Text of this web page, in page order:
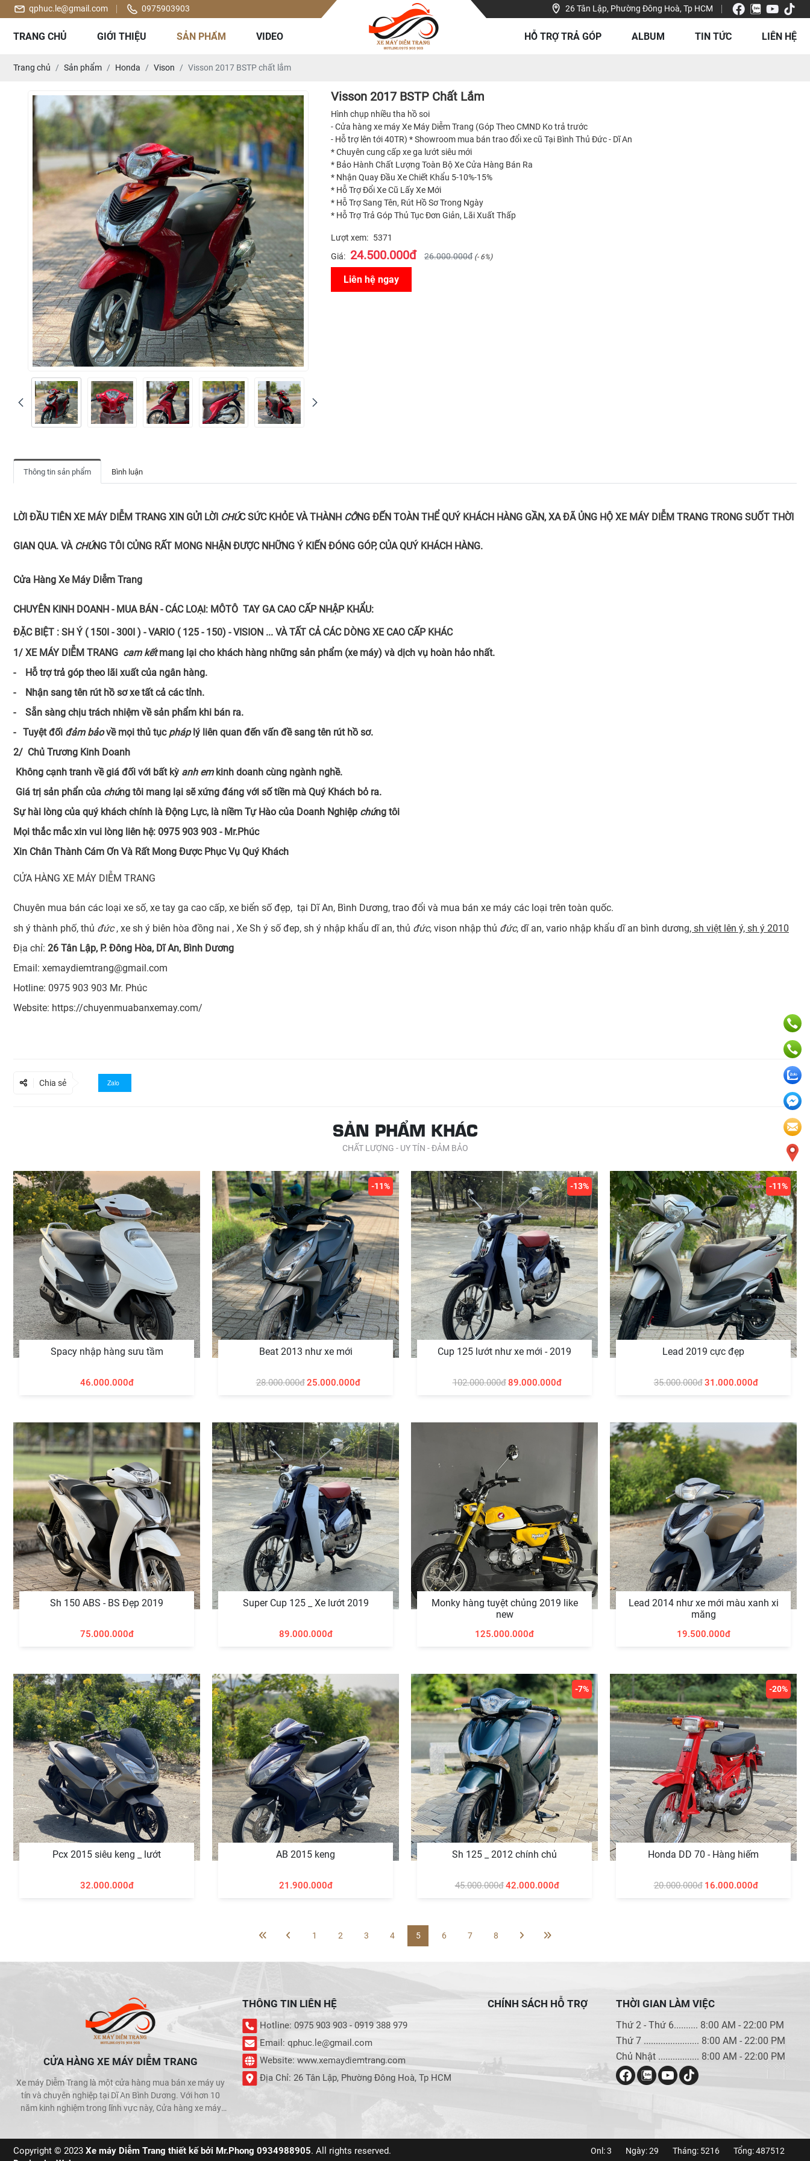
qphuc.le@gmail.com 0975903903 26 Tân Lập, Phường Đông Hoà, Tp HCM
TRANG CHỦ GIỚI THIỆU SẢN PHẨM VIDEO HỖ TRỢ TRẢ GÓP ALBUM TIN TỨC LIÊN HỆ
Trang chủ Sản phẩm Honda Vison Visson 2017 BSTP chất lắm
Visson 2017 BSTP Chất Lắm
Hình chụp nhiều tha hồ soi
- Cửa hàng xe máy Xe Máy Diễm Trang (Góp Theo CMND Ko trả trước
- Hỗ trợ lên tới 40TR) * Showroom mua bán trao đổi xe cũ Tại Bình Thủ Đức - Dĩ An
* Chuyên cung cấp xe ga lướt siêu mới
* Bảo Hành Chất Lượng Toàn Bộ Xe Cửa Hàng Bán Ra
* Nhận Quay Đầu Xe Chiết Khẩu 5-10%-15%
* Hỗ Trợ Đổi Xe Cũ Lấy Xe Mới
* Hỗ Trợ Sang Tên, Rút Hồ Sơ Trong Ngày
* Hỗ Trợ Trả Góp Thủ Tục Đơn Giản, Lãi Xuất Thấp
Lượt xem: 5371
Giá: 24.500.000đ 26.000.000đ (- 6%)
Liên hệ ngay
Thông tin sản phẩm Bình luận
LỜI ĐẦU TIÊN XE MÁY DIỄM TRANG XIN GỬI LỜI CHÚC SỨC KHỎE VÀ THÀNH CÔNG ĐẾN TOÀN THỂ QUÝ KHÁCH HÀNG GẦN, XA ĐÃ ỦNG HỘ XE MÁY DIỄM TRANG TRONG SUỐT THỜI
GIAN QUA. VÀ CHÚNG TÔI CỦNG RẤT MONG NHẬN ĐƯỢC NHỮNG Ý KIẾN ĐÓNG GÓP, CỦA QUÝ KHÁCH HÀNG.
Cửa Hàng Xe Máy Diễm Trang
CHUYÊN KINH DOANH - MUA BÁN - CÁC LOẠI: MÔTÔ TAY GA CAO CẤP NHẬP KHẨU:
ĐẶC BIỆT : SH Ý ( 150I - 300I ) - VARIO ( 125 - 150) - VISION ... VÀ TẤT CẢ CÁC DÒNG XE CAO CẤP KHÁC
1/ XE MÁY DIỄM TRANG cam kếtmang lại cho khách hàng những sản phẩm (xe máy) và dịch vụ hoàn hảo nhất.
- Hỗ trợ trả góp theo lãi xuất của ngân hàng.
- Nhận sang tên rút hồ sơ xe tất cả các tỉnh.
- Sẵn sàng chịu trách nhiệm về sản phẩm khi bán ra.
- Tuyệt đối đảm bảovề mọi thủ tục pháplý liên quan đến vấn đề sang tên rút hồ sơ.
2/ Chủ Trương Kinh Doanh
Không cạnh tranh về giá đối với bất kỳ anh em kinh doanh cùng ngành nghề.
Giá trị sản phẩn của chúng tôi mang lại sẽ xứng đáng với số tiền mà Quý Khách bỏ ra.
Sự hài lòng của quý khách chính là Động Lực, là niềm Tự Hào của Doanh Nghiệp chúng tôi
Mọi thắc mắc xin vui lòng liên hệ: 0975 903 903 - Mr.Phúc
Xin Chân Thành Cám Ơn Và Rất Mong Được Phục Vụ Quý Khách
CỬA HÀNG XE MÁY DIỄM TRANG
Chuyên mua bán các loại xe số, xe tay ga cao cấp, xe biển số đẹp, tại Dĩ An, Bình Dương, trao đổi và mua bán xe máy các loại trên toàn quốc.
sh ý thành phố, thủ đức, xe sh ý biên hòa đồng nai , Xe Sh ý số đep, sh ý nhập khẩu dĩ an, thủ đức, vison nhập thủ đức, dĩ an, vario nhập khẩu dĩ an bình dương, sh việt lên ý, sh ý 2010
Địa chỉ: 26 Tân Lập, P. Đông Hòa, Dĩ An, Bình Dương
Email: xemaydiemtrang@gmail.com
Hotline: 0975 903 903 Mr. Phúc
Website: https://chuyenmuabanxemay.com/
Chia sẻ Zalo
SẢN PHẨM KHÁC
CHẤT LƯỢNG - UY TÍN - ĐẢM BẢO
Spacy nhập hàng sưu tầm
46.000.000đ
Beat 2013 như xe mới
28.000.000đ25.000.000đ
-11%
Cup 125 lướt như xe mới - 2019
102.000.000đ89.000.000đ
-13%
Lead 2019 cực đẹp
35.000.000đ31.000.000đ
-11%
Sh 150 ABS - BS Đẹp 2019
75.000.000đ
Super Cup 125 _ Xe lướt 2019
89.000.000đ
Monky hàng tuyệt chủng 2019 like
new
125.000.000đ
Lead 2014 như xe mới màu xanh xi
măng
19.500.000đ
Pcx 2015 siêu keng _ lướt
32.000.000đ
AB 2015 keng
21.900.000đ
Sh 125 _ 2012 chính chủ
45.000.000đ42.000.000đ
-7%
Honda DD 70 - Hàng hiếm
20.000.000đ 16.000.000đ
-20%
1 2 3 4 5 6 7 8
CỬA HÀNG XE MÁY DIỄM TRANG
Xe máy Diễm Trang là một cửa hàng mua bán xe máy uy
tín và chuyên nghiệp tại Dĩ An Bình Dương. Với hơn 10
năm kinh nghiệm trong lĩnh vực này, Cửa hàng xe máy
bán xe máy.
THÔNG TIN LIÊN HỆ
Hotline: 0975 903 903 - 0919 388 979
Email: qphuc.le@gmail.com
Website: www.xemaydiemtrang.com
Địa Chỉ: 26 Tân Lập, Phường Đông Hoà, Tp HCM
CHÍNH SÁCH HỖ TRỢ THỜI GIAN LÀM VIỆC
Thứ 2 - Thứ 6.......... 8:00 AM - 22:00 PM
Thứ 7 ....................... 8:00 AM - 22:00 PM
Chủ Nhật ................. 8:00 AM - 22:00 PM
Copyright © 2023 Xe máy Diễm Trang thiết kế bởi Mr.Phong 0934988905. All rights reserved.
Onl: 3 Ngày: 29 Tháng: 5216 Tổng: 487512